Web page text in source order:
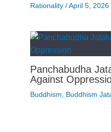
Rationality /April 5, 2026
Panchabudha
Against
Buddhism Buddhism